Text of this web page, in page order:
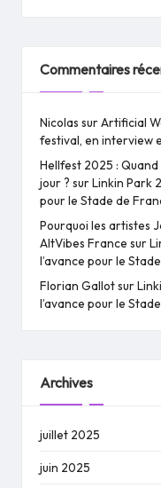
Commentaires
Nicolas surArtificial
festival, en interview
Hellfest 2025 : Quand
jour ? surLinkin Park
pour le Stade de
Pourquoi les artistes
AltVibes France sur
l’avance pour le
Florian Gallotsur
l’avance pour le
Archives
juillet 2025
juin 2025